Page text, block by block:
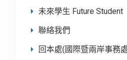
未來學生 Future Student
聯絡我們
回本處(國際暨兩岸事務